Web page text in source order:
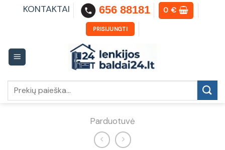
KONTAKTAI 656 88181 0€
PRISIJUNGTI
Parduotuvė